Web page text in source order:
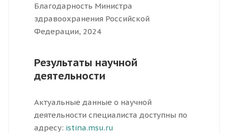
Благодарность Министра
здравоохранения Российской
Федерации, 2024
Результаты научной
деятельности
Актуальные данные о научной
деятельности специалиста доступны по
адресу: istina.msu.ru